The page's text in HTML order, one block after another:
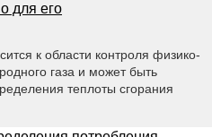
для его
к области контроля физико-
газа и может быть
теплоты сгорания